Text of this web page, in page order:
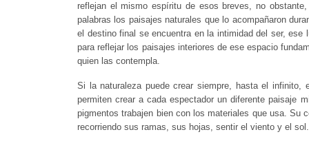
reflejan el mismo espíritu de esos breves, no
palabras los paisajes naturales que lo acompañaron
el destino final se encuentra en la intimidad del ser,
para reflejar los paisajes interiores de ese espacio
quien las contempla.
Si la naturaleza puede crear siempre, hasta el
permiten crear a cada espectador un diferente paisaje
pigmentos trabajen bien con los materiales que usa. Su
recorriendo sus ramas, sus hojas, sentir el viento y el